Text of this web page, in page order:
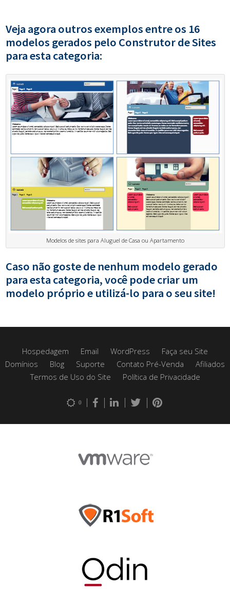
Veja agora outros exemplos entre os 16
modelos gerados pelo Construtor de Sites
para esta categoria:
Modelos de sites para Aluguel de Casa ou Apartamento
Caso não goste de nenhum modelo gerado
para esta categoria, você pode criar um
modelo próprio e utilizá-lo para o seu site!
Hospedagem Email WordPress
Faça seu Site
Domínios
Blog Suporte Contato Pré-Venda
Afiliados
Termos de Uso do Site
Política de Privacidade
0